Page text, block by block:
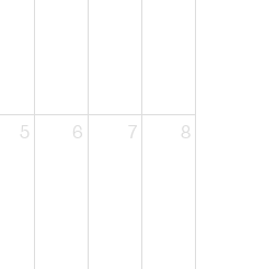
5 6 7 8